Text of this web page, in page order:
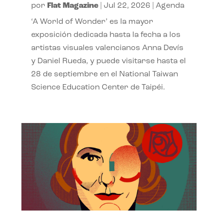
por Flat Magazine| Jul 22, 2026 Agenda
‘A World of Wonder’ es la mayor
exposición dedicada hasta la fecha a los
artistas visuales valencianos Anna Devís
y Daniel Rueda, y puede visitarse hasta el
28 de septiembre en el National Taiwan
Science Education Center de Taipéi.